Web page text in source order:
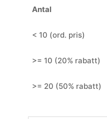
Antal
< 10 (ord. pris)
>= 10 (20% rabatt)
>= 20 (50% rabatt)